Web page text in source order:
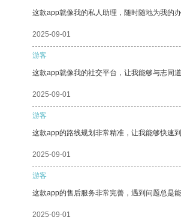
这款app就像我的私人助理，随时随地为我的
2025-09-01
游客
这款app就像我的社交平台，让我能够与志同
2025-09-01
游客
这款app的路线规划非常精准，让我能够快速到
2025-09-01
游客
这款app的售后服务非常完善，遇到问题总是
2025-09-01